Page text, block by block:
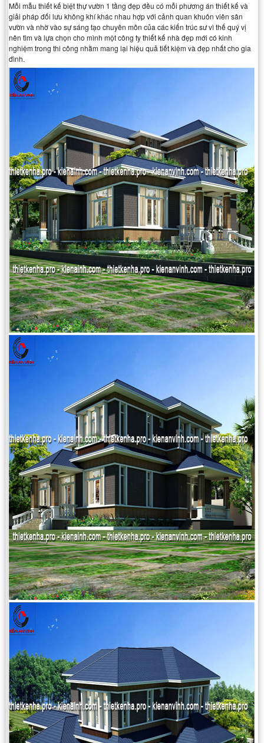
Mỗi mẫu thiết kế biệt thự vườn 1 tầng đẹp đều có mỗi phương án thiết kế và
giải pháp đối lưu không khí khác nhau hợp với cảnh quan khuôn viên sân
vườn và nhờ vào sự sáng tạo chuyên môn của các kiến trúc sư vì thế quý vị
nên tìm và lựa chọn cho mình một công ty thiết kế nhà đẹp mới có kinh
nghiệm trong thi công nhằm mang lại hiệu quả tiết kiệm và đẹp nhất cho gia
đình.